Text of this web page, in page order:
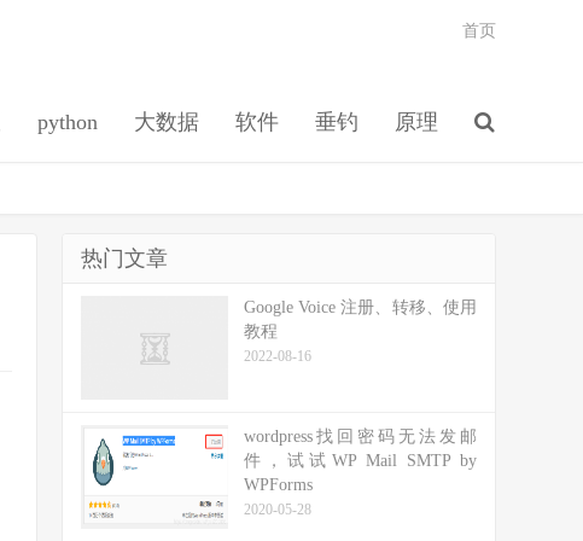
python 大数据 软件 垂钓 原理
首页
热门文章
Google Voice 注册、转移、使用
教程
2022-08-16
wordpress找回密码无法发邮
件，试试WP Mail SMTP by
WPForms
2020-05-28